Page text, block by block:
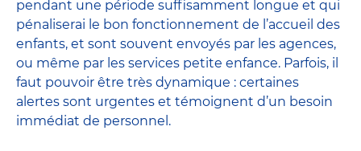
pendant une période suffisamment longue et qui
pénaliserai le bon fonctionnement de l’accueil des
enfants, et sont souvent envoyés par les agences,
ou même par les services petite enfance. Parfois, il
faut pouvoir être très dynamique : certaines
alertes sont urgentes et témoignent d’un besoin
immédiat de personnel.